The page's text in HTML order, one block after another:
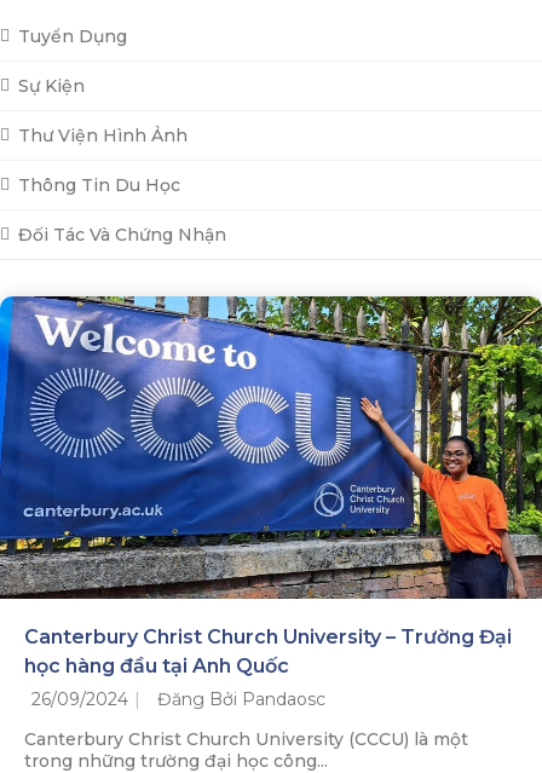
Tuyển Dụng
Sự Kiện
Thư Viện Hình Ảnh
Thông Tin Du Học
Đối Tác Và Chứng Nhận
Canterbury Christ Church University – Trường Đại
học hàng đầu tại Anh Quốc
26/09/2024
Đăng Bởi Pandaosc
Canterbury Christ Church University (CCCU) là một
trong những trường đại học công...